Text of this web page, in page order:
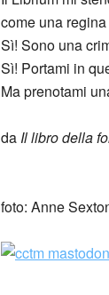
come una
Sì! Sono una
Sì! Portami in
Ma prenotami
da Il libro della
foto: Anne